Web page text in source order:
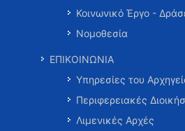
Κοινωνικό Έργο -
Νομοθεσία
ΕΠΙΚΟΙΝΩΝΙΑ
Υπηρεσίες του
Περιφερειακές
Λιμενικές Αρχές